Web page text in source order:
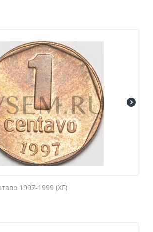
1997-1999 (XF)